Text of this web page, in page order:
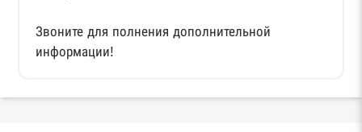
Звоните для полнения дополнительной
информации!